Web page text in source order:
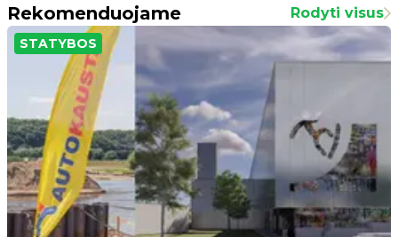
Rekomenduojame Rodyti visus
STATYBOS